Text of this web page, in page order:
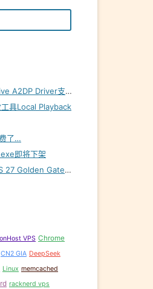
WIN11 / WIN10使用Alternative A2DP Driver支持LDAC
具Local Playback
了…
即将下架
iOS 27、iPadOS 27和macOS 27 Golden Gate内置壁纸下载
VPS Chrome
CN2 GIA DeepSeek
Linux memcached
racknerd vps